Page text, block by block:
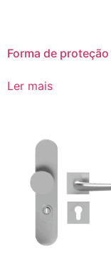
Forma de proteção
Ler mais